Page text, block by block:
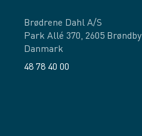
Brødrene Dahl A/S
Park Allé 370, 2605 Brøndby
Danmark
48 78 40 00